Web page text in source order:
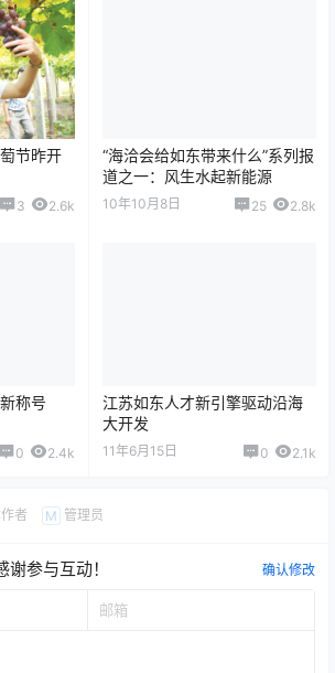
节昨开
3 2.6k
“海洽会给如东带来什么”系列报
道之一：风生水起新能源
10年10月8日 25 2.8k
称号
0 2.4k
江苏如东人才新引擎驱动沿海
大开发
11年6月15日 0 2.1k
者 M 管理员
参与互动！ 确认修改